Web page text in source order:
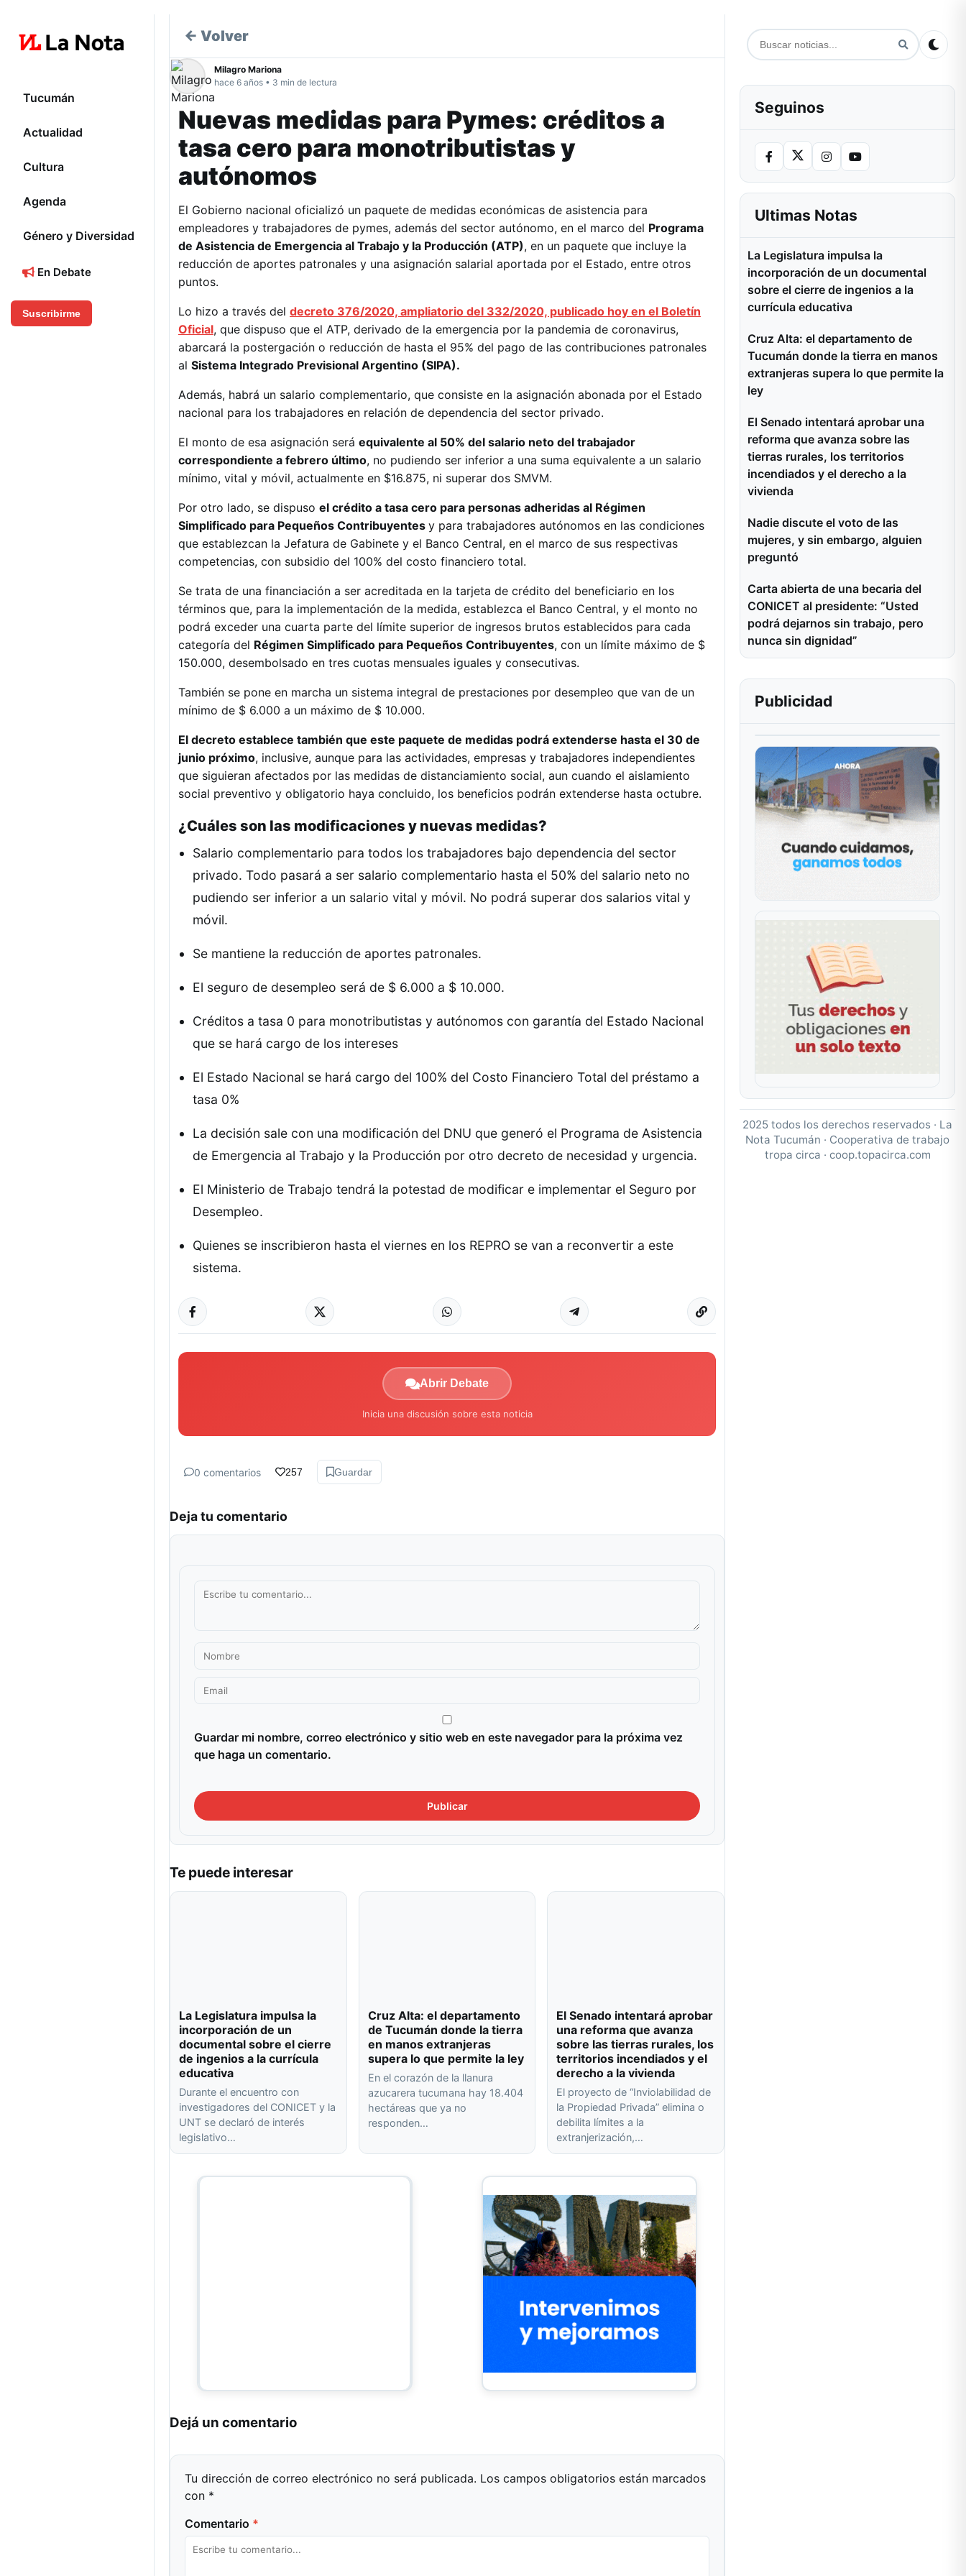
Tucumán
Actualidad
Cultura
Agenda
Género y Diversidad
En Debate
Suscribirme
← Volver
Milagro Mariona
hace 6 años • 3 min de lectura
Nuevas medidas para Pymes: créditos a
tasa cero para monotributistas y
autónomos
El Gobierno nacional oficializó un paquete de medidas económicas de asistencia para
empleadores y trabajadores de pymes, además del sector autónomo, en el marco del Programa
de Asistencia de Emergencia al Trabajo y la Producción (ATP), en un paquete que incluye la
reducción de aportes patronales y una asignación salarial aportada por el Estado, entre otros
puntos.
Lo hizo a través del decreto 376/2020, ampliatorio del 332/2020, publicado hoy en el Boletín
Oficial, que dispuso que el ATP, derivado de la emergencia por la pandemia de coronavirus,
abarcará la postergación o reducción de hasta el 95% del pago de las contribuciones patronales
al Sistema Integrado Previsional Argentino (SIPA).
Además, habrá un salario complementario, que consiste en la asignación abonada por el Estado
nacional para los trabajadores en relación de dependencia del sector privado.
El monto de esa asignación será equivalente al 50% del salario neto del trabajador
correspondiente a febrero último, no pudiendo ser inferior a una suma equivalente a un salario
mínimo, vital y móvil, actualmente en $16.875, ni superar dos SMVM.
Por otro lado, se dispuso el crédito a tasa cero para personas adheridas al Régimen
Simplificado para Pequeños Contribuyentes y para trabajadores autónomos en las condiciones
que establezcan la Jefatura de Gabinete y el Banco Central, en el marco de sus respectivas
competencias, con subsidio del 100% del costo financiero total.
Se trata de una financiación a ser acreditada en la tarjeta de crédito del beneficiario en los
términos que, para la implementación de la medida, establezca el Banco Central, y el monto no
podrá exceder una cuarta parte del límite superior de ingresos brutos establecidos para cada
categoría del Régimen Simplificado para Pequeños Contribuyentes, con un límite máximo de $
150.000, desembolsado en tres cuotas mensuales iguales y consecutivas.
También se pone en marcha un sistema integral de prestaciones por desempleo que van de un
mínimo de $ 6.000 a un máximo de $ 10.000.
El decreto establece también que este paquete de medidas podrá extenderse hasta el 30 de
junio próximo, inclusive, aunque para las actividades, empresas y trabajadores independientes
que siguieran afectados por las medidas de distanciamiento social, aun cuando el aislamiento
social preventivo y obligatorio haya concluido, los beneficios podrán extenderse hasta octubre.
¿Cuáles son las modificaciones y nuevas medidas?
Salario complementario para todos los trabajadores bajo dependencia del sector
privado. Todo pasará a ser salario complementario hasta el 50% del salario neto no
pudiendo ser inferior a un salario vital y móvil. No podrá superar dos salarios vital y
móvil.
Se mantiene la reducción de aportes patronales.
El seguro de desempleo será de $ 6.000 a $ 10.000.
Créditos a tasa 0 para monotributistas y autónomos con garantía del Estado Nacional
que se hará cargo de los intereses
El Estado Nacional se hará cargo del 100% del Costo Financiero Total del préstamo a
tasa 0%
La decisión sale con una modificación del DNU que generó el Programa de Asistencia
de Emergencia al Trabajo y la Producción por otro decreto de necesidad y urgencia.
El Ministerio de Trabajo tendrá la potestad de modificar e implementar el Seguro por
Desempleo.
Quienes se inscribieron hasta el viernes en los REPRO se van a reconvertir a este
sistema.
Abrir Debate
Inicia una discusión sobre esta noticia
0 comentarios 257 Guardar
Deja tu comentario
Guardar mi nombre, correo electrónico y sitio web en este navegador para la próxima vez
que haga un comentario.
Te puede interesar
La Legislatura impulsa la
incorporación de un
documental sobre el cierre
de ingenios a la currícula
educativa
Durante el encuentro con
investigadores del CONICET y la
UNT se declaró de interés
legislativo…
Cruz Alta: el departamento
de Tucumán donde la tierra
en manos extranjeras
supera lo que permite la ley
En el corazón de la llanura
azucarera tucumana hay 18.404
hectáreas que ya no
responden…
El Senado intentará aprobar
una reforma que avanza
sobre las tierras rurales, los
territorios incendiados y el
derecho a la vivienda
El proyecto de “Inviolabilidad de
la Propiedad Privada” elimina o
debilita límites a la
extranjerización,…
Dejá un comentario
Tu dirección de correo electrónico no será publicada. Los campos obligatorios están marcados
con *
Comentario *
Seguinos
Ultimas Notas
La Legislatura impulsa la
incorporación de un documental
sobre el cierre de ingenios a la
currícula educativa
Cruz Alta: el departamento de
Tucumán donde la tierra en manos
extranjeras supera lo que permite la
ley
El Senado intentará aprobar una
reforma que avanza sobre las
tierras rurales, los territorios
incendiados y el derecho a la
vivienda
Nadie discute el voto de las
mujeres, y sin embargo, alguien
preguntó
Carta abierta de una becaria del
CONICET al presidente: “Usted
podrá dejarnos sin trabajo, pero
nunca sin dignidad”
Publicidad
2025 todos los derechos reservados · La
Nota Tucumán · Cooperativa de trabajo
tropa circa · coop.topacirca.com